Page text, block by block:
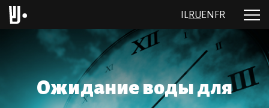
RU EN FR
Ожидание воды для